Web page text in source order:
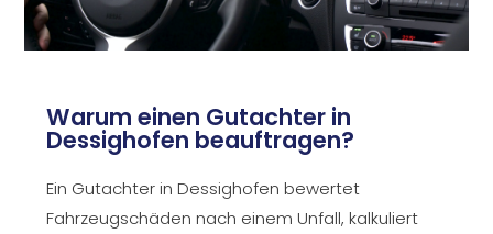
Warum einen Gutachter in
Dessighofen beauftragen?
Ein Gutachter in Dessighofen bewertet
Fahrzeugschäden nach einem Unfall, kalkuliert